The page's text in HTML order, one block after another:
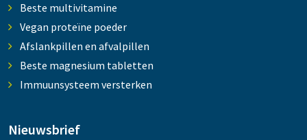
Beste multivitamine
Vegan proteïne poeder
Afslankpillen en afvalpillen
Beste magnesium tabletten
Immuunsysteem versterken
Nieuwsbrief